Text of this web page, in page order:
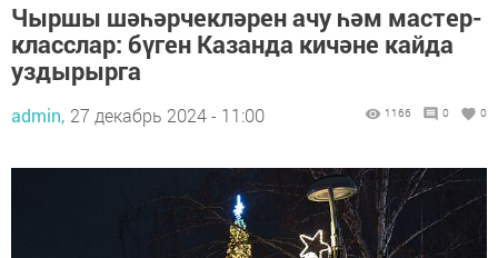
Чыршы шәһәрчекләрен ачу һәм мастер-
класслар: бүген Казанда кичәне кайда
уздырырга
admin, 27 декабрь 2024 - 11:00 1166 0 0